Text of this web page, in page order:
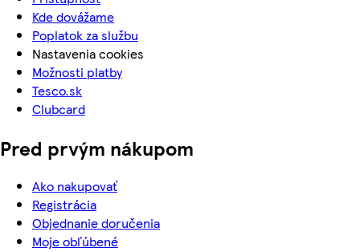
Kde dovážame
Poplatok za službu
Nastavenia cookies
Možnosti platby
Tesco.sk
Clubcard
Pred prvým nákupom
Ako nakupovať
Registrácia
Objednanie doručenia
Moje obľúbené